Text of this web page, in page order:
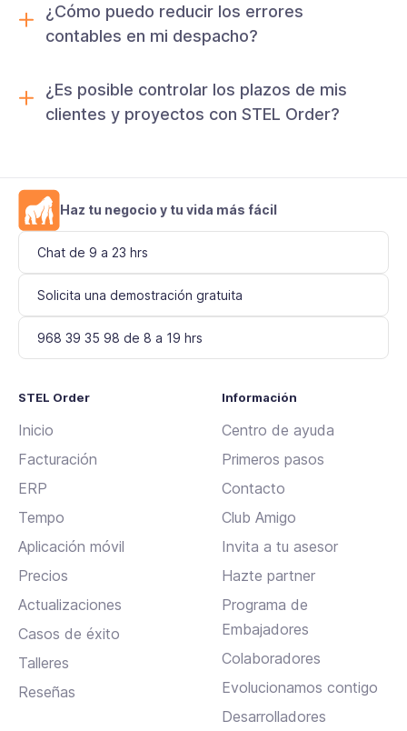
¿Cómo puedo reducir los errores
contables en mi despacho?
¿Es posible controlar los plazos de mis
clientes y proyectos con STEL Order?
Haz tu negocio y tu vida más fácil
Chat de 9 a 23 hrs
Solicita una demostración gratuita
968 39 35 98 de 8 a 19 hrs
STEL Order
Inicio
Facturación
ERP
Tempo
Aplicación móvil
Precios
Actualizaciones
Casos de éxito
Talleres
Reseñas
Información
Centro de ayuda
Primeros pasos
Contacto
Club Amigo
Invita a tu asesor
Hazte partner
Programa de
Embajadores
Colaboradores
Evolucionamos contigo
Desarrolladores